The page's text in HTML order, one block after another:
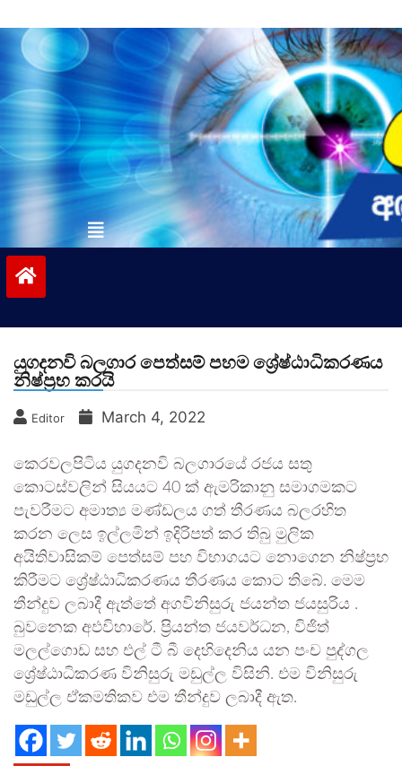
to
contentvinivida.lk
යුගදනවි බලගාර පෙත්සම් පහම ශ්‍රේෂ්ඨාධිකරණය
නිෂ්ප්‍රභ කරයි
Editor March 4, 2022
කෙරවලපිටිය යුගදනවි බලගාරයේ රජය සතු
කොටස්වලින් සියයට 40 ක් ඇමරිකානු සමාගමකට
පැවරීමට අමාත්‍ය මණ්ඩලය ගත් තීරණය බලරහිත
කරන ලෙස ඉල්ලමින් ඉදිරිපත් කර තිබු මුලික
අයිතිවාසිකම් පෙත්සම් පහ විභාගයට නොගෙන නිෂ්ප්‍රභ
කිරීමට ශ්‍රේෂ්ඨාධිකරණය තීරණය කොට තිබේ. මෙම
තීන්දුව ලබාදී ඇත්තේ අගවිනිසුරු ජයන්ත ජයසුරිය .
බුවනෙක අඵවිහාරේ. ප්‍රියන්ත ජයවර්ධන, විජිත්
මලල්ගොඩ සහ එල් ටී බී දෙහිදෙනිය යන පංච පුද්ගල
ශ්‍රේෂ්ඨාධිකරණ විනිසුරු මඩුල්ල විසිනි. එම විනිසුරු
මඩුල්ල ඒකමතිකව එම තීන්දුව ලබාදී ඇත.